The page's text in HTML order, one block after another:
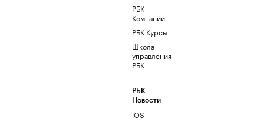
РБК
Компании
РБК Курсы
Школа
управления
РБК
РБК
Новости
iOS